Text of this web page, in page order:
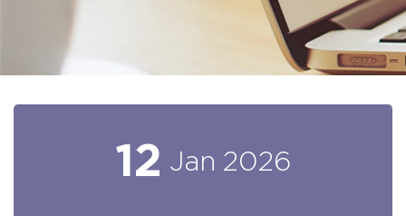
12 Jan 2026